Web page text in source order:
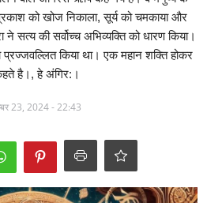
को खोज निकाला, सूर्य को चमकाया और
सत्य की सर्वोच्च अभिव्यक्ति को धारण किया।
प्रज्जवल्लित किया था। एक महान शक्ति होकर
है।, हे अंगिर:।
23, 2024 - 22:43